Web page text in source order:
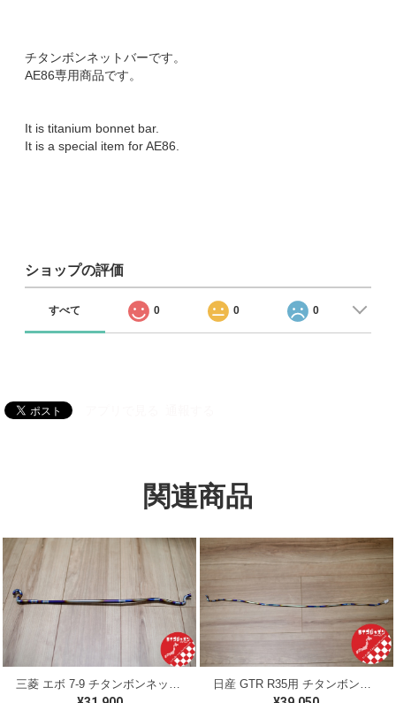
チタンボンネットバーです。
AE86専用商品です。
It is titanium bonnet bar.
It is a special item for AE86.
ショップの評価
すべて 0 0 0
関連商品